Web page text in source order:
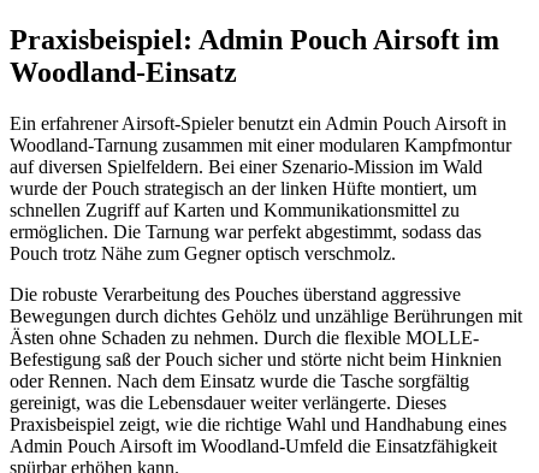
Praxisbeispiel: Admin Pouch Airsoft im
Woodland-Einsatz
Ein erfahrener Airsoft-Spieler benutzt ein Admin Pouch Airsoft in
Woodland-Tarnung zusammen mit einer modularen Kampfmontur
auf diversen Spielfeldern. Bei einer Szenario-Mission im Wald
wurde der Pouch strategisch an der linken Hüfte montiert, um
schnellen Zugriff auf Karten und Kommunikationsmittel zu
ermöglichen. Die Tarnung war perfekt abgestimmt, sodass das
Pouch trotz Nähe zum Gegner optisch verschmolz.
Die robuste Verarbeitung des Pouches überstand aggressive
Bewegungen durch dichtes Gehölz und unzählige Berührungen mit
Ästen ohne Schaden zu nehmen. Durch die flexible MOLLE-
Befestigung saß der Pouch sicher und störte nicht beim Hinknien
oder Rennen. Nach dem Einsatz wurde die Tasche sorgfältig
gereinigt, was die Lebensdauer weiter verlängerte. Dieses
Praxisbeispiel zeigt, wie die richtige Wahl und Handhabung eines
Admin Pouch Airsoft im Woodland-Umfeld die Einsatzfähigkeit
spürbar erhöhen kann.